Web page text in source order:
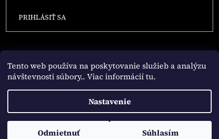
Tento web používa na poskytovanie služieb a analýzu
návštevnosti súbory.. Viac informácií tu.
Nastavenie
Odmietnuť Súhlasím
PRIHLÁSIŤ SA
Copyright 2026NAJLEPSIE.COFFEE. Všetky práva vyhradené.
Upraviť nastavenie cookies